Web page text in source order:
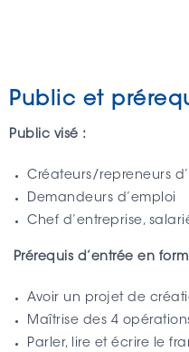
Public et
Public visé :
Créateurs/repreneurs
Demandeurs d’emploi
Chef d’entreprise,
Prérequis d’entrée en
Avoir un projet de
Maîtrise des 4
Parler, lire et écrire le